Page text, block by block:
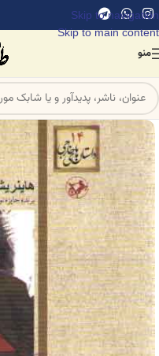
Skip to navigation
Skip to main content
منو